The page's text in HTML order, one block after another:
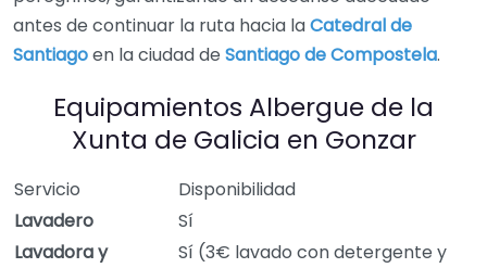
antes de continuar la ruta hacia laCatedral de
Santiagoen la ciudad de Santiago de Compostela.
Equipamientos Albergue de la
Xunta de Galicia en Gonzar
Servicio
Disponibilidad
Lavadero
Sí
Lavadora y
Sí (3€ lavado con detergente y